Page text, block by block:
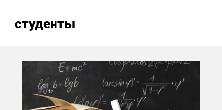
студенты